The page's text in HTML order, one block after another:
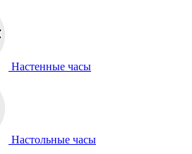
Настенные часы
Настольные часы